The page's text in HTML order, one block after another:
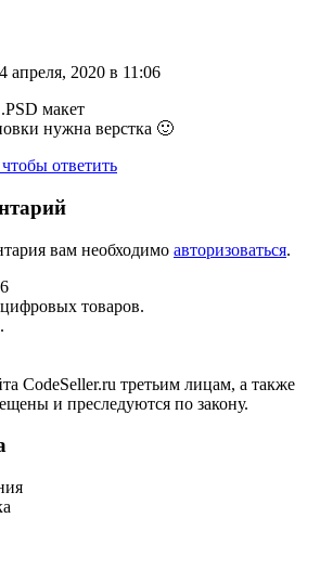
апреля, 2020 в 11:06
макет
нужна верстка 🙂
ответить
вам необходимо авторизоваться.
товаров.
CodeSeller.ru третьим лицам, а также
и преследуются по закону.